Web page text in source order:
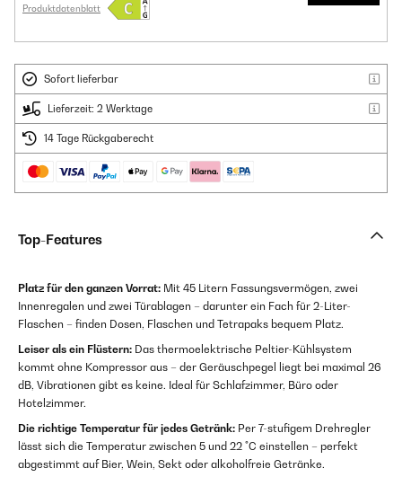
Produktdatenblatt
Sofort lieferbar
Lieferzeit: 2 Werktage
14 Tage Rückgaberecht
Top-Features
Platz für den ganzen Vorrat: Mit 45 Litern Fassungsvermögen, zwei
Innenregalen und zwei Türablagen – darunter ein Fach für 2-Liter-
Flaschen – finden Dosen, Flaschen und Tetrapaks bequem Platz.
Leiser als ein Flüstern: Das thermoelektrische Peltier-Kühlsystem
kommt ohne Kompressor aus – der Geräuschpegel liegt bei maximal 26
dB, Vibrationen gibt es keine. Ideal für Schlafzimmer, Büro oder
Hotelzimmer.
Die richtige Temperatur für jedes Getränk: Per 7-stufigem Drehregler
lässt sich die Temperatur zwischen 5 und 22 °C einstellen – perfekt
abgestimmt auf Bier, Wein, Sekt oder alkoholfreie Getränke.